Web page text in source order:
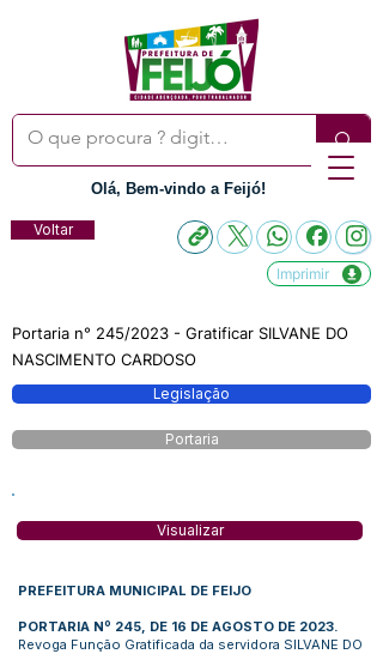
Olá, Bem-vindo a Feijó!
Voltar
Imprimir
Portaria n° 245/2023 - Gratificar SILVANE DO
NASCIMENTO CARDOSO
Legislação
Portaria
Visualizar
PREFEITURA MUNICIPAL DE FEIJO
PORTARIA Nº 245, DE 16 DE AGOSTO DE 2023.
Revoga Função Gratificada da servidora SILVANE DO